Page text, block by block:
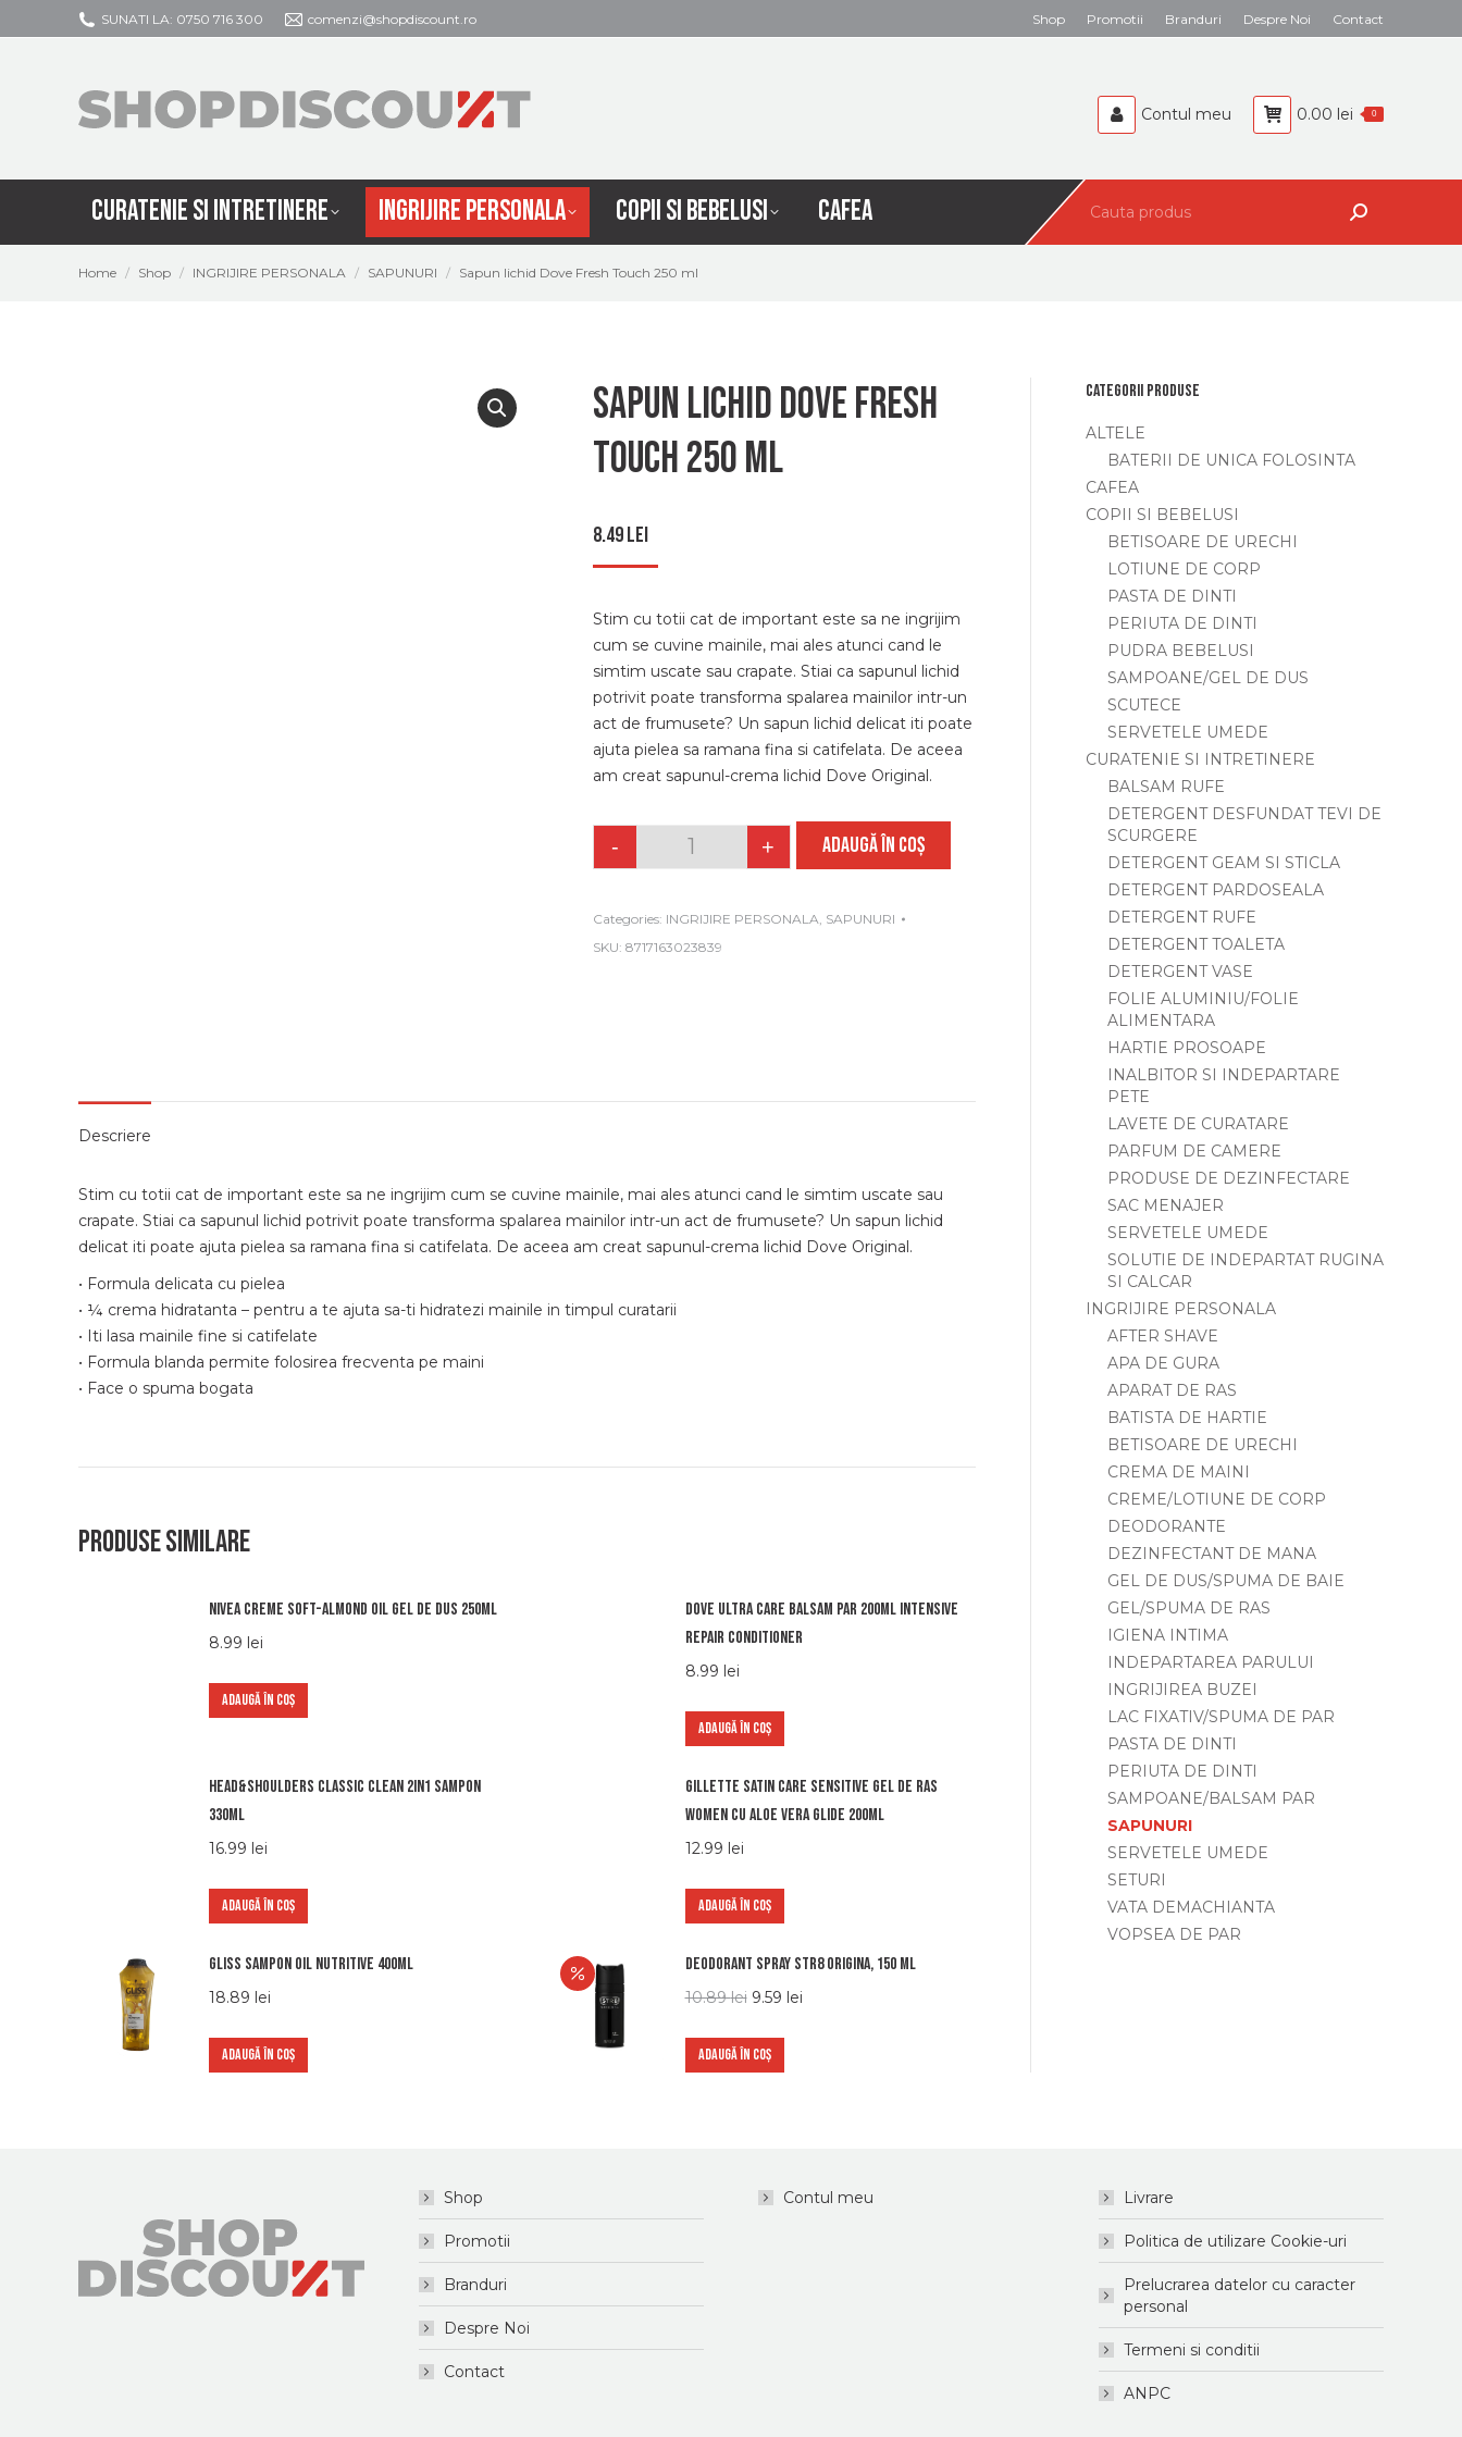
SUNATI LA: 0750 716 300 comenzi@shopdiscount.ro Shop Promotii Branduri Despre Noi Contact
Contul meu 0.00 lei 0
CURATENIE SI INTRETINERE INGRIJIRE PERSONALA COPII SI BEBELUSI CAFEA
You are here:
Home Shop INGRIJIRE PERSONALA SAPUNURI Sapun lichid Dove Fresh Touch 250 ml
Sapun lichid Dove Fresh
Touch 250 ml
8.49lei
Stim cu totii cat de important este sa ne ingrijim
cum se cuvine mainile, mai ales atunci cand le
simtim uscate sau crapate. Stiai ca sapunul lichid
potrivit poate transforma spalarea mainilor intr-un
act de frumusete? Un sapun lichid delicat iti poate
ajuta pielea sa ramana fina si catifelata. De aceea
am creat sapunul-crema lichid Dove Original.
Quantity
- + ADAUGĂ ÎN COȘ
Categories: INGRIJIRE PERSONALA, SAPUNURI
SKU: 8717163023839
Descriere
Stim cu totii cat de important este sa ne ingrijim cum se cuvine mainile, mai ales atunci cand le simtim uscate sau
crapate. Stiai ca sapunul lichid potrivit poate transforma spalarea mainilor intr-un act de frumusete? Un sapun lichid
delicat iti poate ajuta pielea sa ramana fina si catifelata. De aceea am creat sapunul-crema lichid Dove Original.
• Formula delicata cu pielea
• ¼ crema hidratanta – pentru a te ajuta sa-ti hidratezi mainile in timpul curatarii
• Iti lasa mainile fine si catifelate
• Formula blanda permite folosirea frecventa pe maini
• Face o spuma bogata
Produse similare
Nivea creme soft-almond oil gel de dus 250ml
8.99 lei
ADAUGĂ ÎN COȘ
Dove ultra care balsam par 200ml intensive
repair conditioner
8.99 lei
ADAUGĂ ÎN COȘ
Head&shoulders classic clean 2in1 sampon
330ml
16.99 lei
ADAUGĂ ÎN COȘ
Gillette satin care sensitive gel de ras
women cu aloe vera glide 200ml
12.99 lei
ADAUGĂ ÎN COȘ
Gliss Sampon Oil Nutritive 400ml
18.89 lei
ADAUGĂ ÎN COȘ
Deodorant Spray STR8 Origina, 150 ml
10.89lei 9.59 lei
ADAUGĂ ÎN COȘ
Categorii produse
ALTELE
BATERII DE UNICA FOLOSINTA
CAFEA
COPII SI BEBELUSI
BETISOARE DE URECHI
LOTIUNE DE CORP
PASTA DE DINTI
PERIUTA DE DINTI
PUDRA BEBELUSI
SAMPOANE/GEL DE DUS
SCUTECE
SERVETELE UMEDE
CURATENIE SI INTRETINERE
BALSAM RUFE
DETERGENT DESFUNDAT TEVI DE
SCURGERE
DETERGENT GEAM SI STICLA
DETERGENT PARDOSEALA
DETERGENT RUFE
DETERGENT TOALETA
DETERGENT VASE
FOLIE ALUMINIU/FOLIE
ALIMENTARA
HARTIE PROSOAPE
INALBITOR SI INDEPARTARE
PETE
LAVETE DE CURATARE
PARFUM DE CAMERE
PRODUSE DE DEZINFECTARE
SAC MENAJER
SERVETELE UMEDE
SOLUTIE DE INDEPARTAT RUGINA
SI CALCAR
INGRIJIRE PERSONALA
AFTER SHAVE
APA DE GURA
APARAT DE RAS
BATISTA DE HARTIE
BETISOARE DE URECHI
CREMA DE MAINI
CREME/LOTIUNE DE CORP
DEODORANTE
DEZINFECTANT DE MANA
GEL DE DUS/SPUMA DE BAIE
GEL/SPUMA DE RAS
IGIENA INTIMA
INDEPARTAREA PARULUI
INGRIJIREA BUZEI
LAC FIXATIV/SPUMA DE PAR
PASTA DE DINTI
PERIUTA DE DINTI
SAMPOANE/BALSAM PAR
SAPUNURI
SERVETELE UMEDE
SETURI
VATA DEMACHIANTA
VOPSEA DE PAR
Shop
Promotii
Branduri
Despre Noi
Contact
Contul meu Livrare
Politica de utilizare Cookie-uri
Prelucrarea datelor cu caracter
personal
Termeni si conditii
ANPC
CURATENIE SI INTRETINERE INGRIJIRE PERSONALA COPII SI BEBELUSI CAFEA
Search: